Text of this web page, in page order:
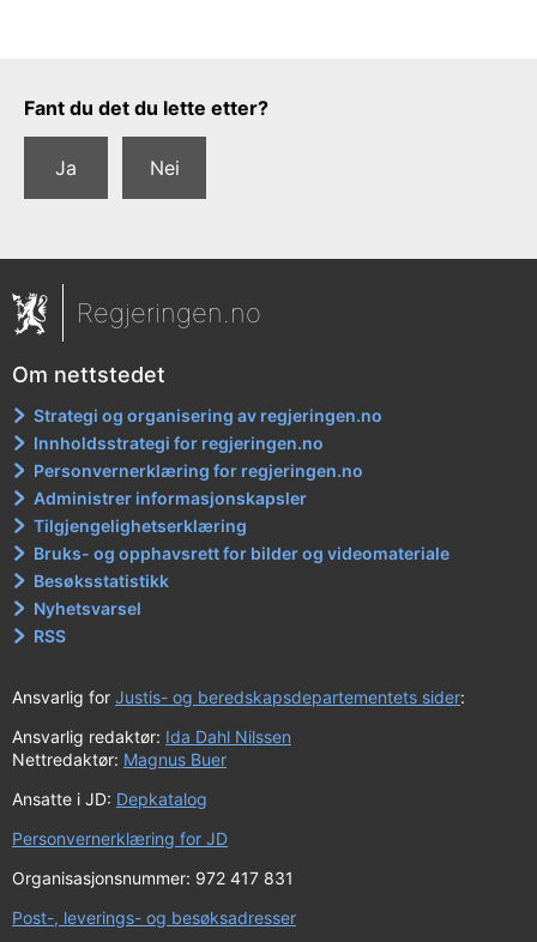
Tilbakemeldingsskjema
Fant du det du lette etter?
Ja Nei
Regjeringen.no
Om nettstedet
Strategi og organisering av regjeringen.no
Innholdsstrategi for regjeringen.no
Personvernerklæring for regjeringen.no
Administrer informasjonskapsler
Tilgjengelighetserklæring
Bruks- og opphavsrett for bilder og videomateriale
Besøksstatistikk
Nyhetsvarsel
RSS
Ansvarlig for Justis- og beredskapsdepartementets sider:
Ansvarlig redaktør: Ida Dahl Nilssen
Nettredaktør: Magnus Buer
Ansatte i JD: Depkatalog
Personvernerklæring for JD
Organisasjonsnummer: 972 417 831
Post-, leverings- og besøksadresser